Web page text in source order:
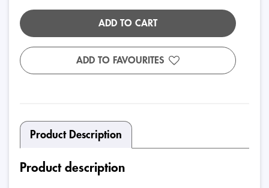
ADD TO CART
ADD TO FAVOURITES
Product Description
Product description